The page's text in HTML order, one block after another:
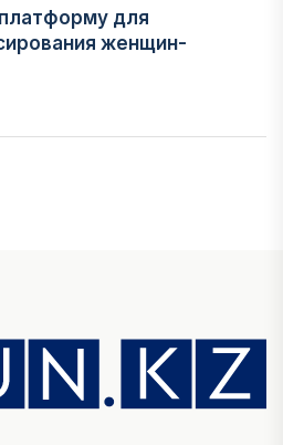
для
женщин-
по
авиационного